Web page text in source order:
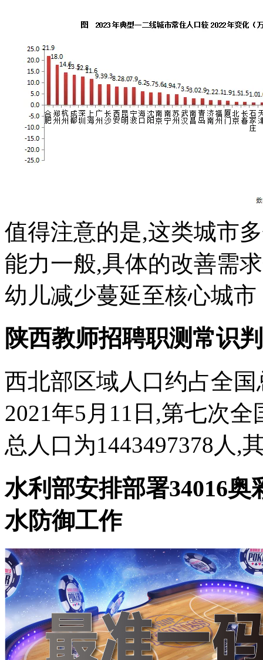
值得注意的是,这类城市
能力一般,具体的改善需
幼儿减少蔓延至核心城
陕西教师招聘职测常识
西北部区域人口约占全
2021年5月11日,第七次
总人口为1443497378人,
水利部安排部署34016
水防御工作